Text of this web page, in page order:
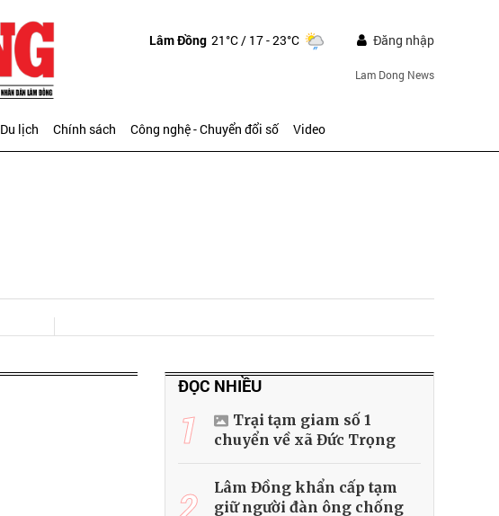
Lâm Đồng 21°C/ 17 - 23°C Đăng nhập
Lam Dong News
Du lịch Chính sách Công nghệ - Chuyển đổi số Video
ĐỌC NHIỀU
1
Trại tạm giam số 1
chuyển về xã Đức Trọng
Lâm Đồng khẩn cấp tạm
giữ người đàn ông chống